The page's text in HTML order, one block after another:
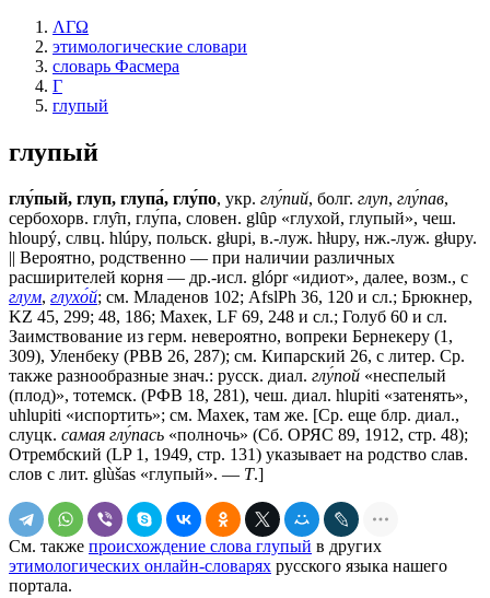
ΛΓΩ
этимологические словари
словарь Фасмера
Г
глупый
глупый
глу́пый, глуп, глупа́, глу́по, укр. глу́пий, болг. глуп, глу́пав,
сербохорв. глу̂п, глу́па, словен. glȗp «глухой, глупый», чеш.
hloupý, слвц. hlúpy, польск. głupi, в.-луж. hłupy, нж.-луж. głupy.
|| Вероятно, родственно — при наличии различных
расширителей корня — др.-исл. glópr «идиот», далее, возм., с
глум, глухо́й; см. Младенов 102; AfslPh 36, 120 и сл.; Брюкнер,
KZ 45, 299; 48, 186; Махек, LF 69, 248 и сл.; Голуб 60 и сл.
Заимствование из герм. невероятно, вопреки Бернекеру (1,
309), Уленбеку (РВВ 26, 287); см. Кипарский 26, с литер. Ср.
также разнообразные знач.: русск. диал. глу́пой «неспелый
(плод)», тотемск. (РФВ 18, 281), чеш. диал. hlupiti «затенять»,
uhlupiti «испортить»; см. Махек, там же. [Ср. еще блр. диал.,
слуцк. самая глу́пась «полночь» (Сб. ОРЯС 89, 1912, стр. 48);
Отрембский (LP 1, 1949, стр. 131) указывает на родство слав.
слов с лит. glùšas «глупый». — Т.]
См. также происхождение слова глупый в других
этимологических онлайн-словарях русского языка нашего
портала.